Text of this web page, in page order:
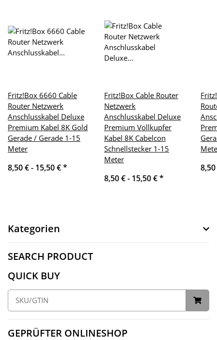
Fritz!Box 6660 Cable
Router Netzwerk
Anschlusskabel Deluxe
Premium Kabel 8K Gold
Gerade / Gerade 1-15
Meter
8,50 € - 15,50 €*
Fritz!Box Cable Router
Netzwerk
Anschlusskabel Deluxe
Premium Vollkupfer
Kabel 8K Cabelcon
Schnellstecker 1-15
Meter
8,50 € - 15,50 €*
Kategorien
SEARCH PRODUCT
QUICK BUY
GEPRÜFTER ONLINESHOP